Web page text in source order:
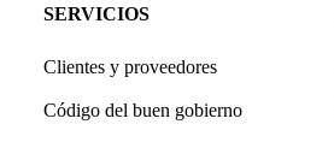
SERVICIOS
Clientes y proveedores
Código del buen gobierno